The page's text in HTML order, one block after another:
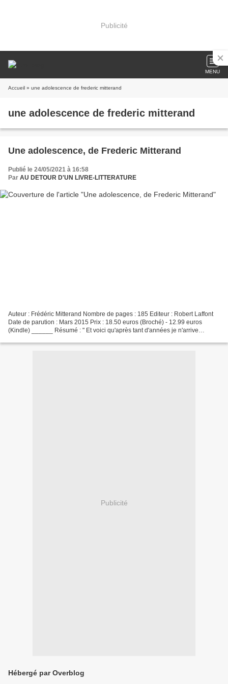
Publicité
MENU
Accueil » une adolescence de frederic mitterand
une adolescence de frederic mitterand
Une adolescence, de Frederic Mitterand
Publié le 24/05/2021 à 16:58
Par AU DETOUR D'UN LIVRE-LITTERATURE
Auteur : Frédéric Mitterand Nombre de pages : 185 Editeur : Robert Laffont
Date de parution : Mars 2015 Prix : 18.50 euros (Broché) - 12.99 euros
(Kindle) ______ Résumé : " Et voici qu'après tant d'années je n'arrive
Publicité
Hébergé par Overblog